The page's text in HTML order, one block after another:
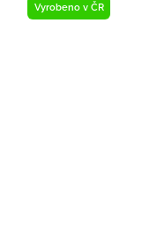
Vyrobeno v ČR